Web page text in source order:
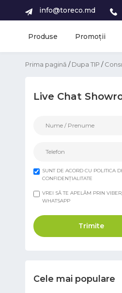
info@toreco.md
Produse Promoții
Prima pagină /Dupa TIP /
Live Chat
SUNT DE ACORD CU POLITICA
CONFIDENȚIALITATE
VREI SĂ TE APELĂM PRIN VIBER,
WHATSAPP
Trimite
Cele mai populare